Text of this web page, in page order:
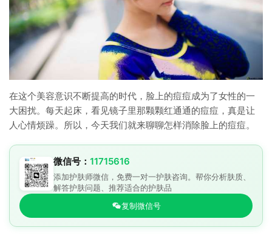
在这个美容意识不断提高的时代，脸上的痘痘成为了女性的一
大困扰。每天起床，看见镜子里那颗颗红通通的痘痘，真是让
人心情烦躁。所以，今天我们就来聊聊怎样消除脸上的痘痘。
微信号： 11715616
添加护肤师微信，免费一对一护肤咨询。帮你分析肤质、
解答护肤问题、推荐适合的护肤品
复制微信号